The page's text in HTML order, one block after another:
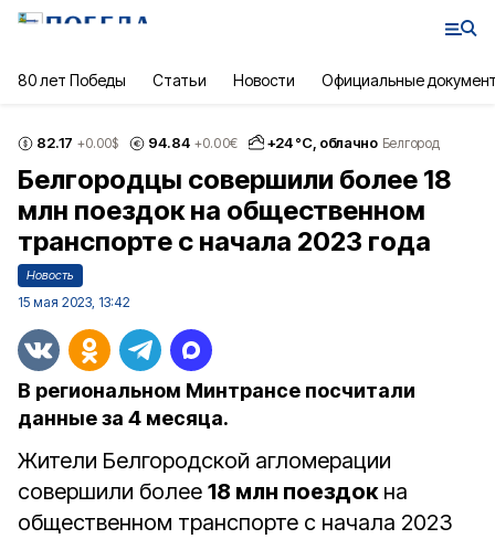
80 лет Победы Статьи Новости Официальные
82.17 +0.00$ 94.84 +0.00€ +24°С, облачно Белгород
Белгородцы совершили более 18
млн поездок на общественном
транспорте с начала 2023 года
Новость
15 мая 2023, 13:42
В региональном Минтрансе посчитали
данные за 4 месяца.
Жители Белгородской агломерации
совершили более 18 млн поездокна
общественном транспорте с начала 2023